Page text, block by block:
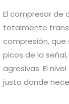
El compresor de
totalmente
compresión, que
picos de la
agresivas. El
justo donde